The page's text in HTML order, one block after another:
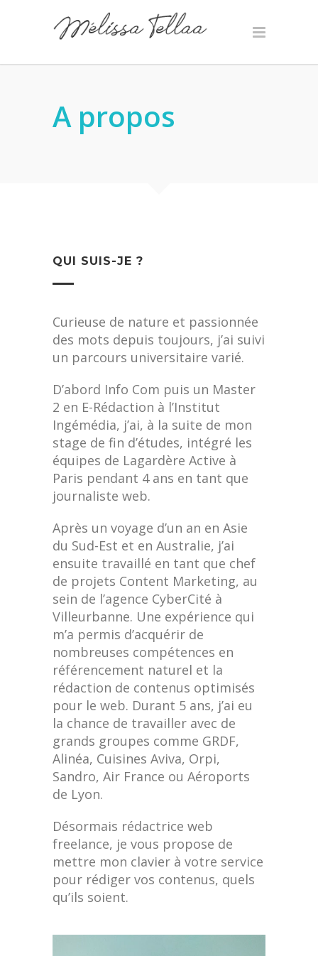
A propos
QUI SUIS-JE ?
Curieuse de nature et passionnée
des mots depuis toujours, j’ai suivi
un parcours universitaire varié.
D’abord Info Com puis un Master
2 en E-Rédaction à l’Institut
Ingémédia, j’ai, à la suite de mon
stage de fin d’études, intégré les
équipes de Lagardère Active à
Paris pendant 4 ans en tant que
journaliste web.
Après un voyage d’un an en Asie
du Sud-Est et en Australie, j’ai
ensuite travaillé en tant que chef
de projets Content Marketing, au
sein de l’agence CyberCité à
Villeurbanne. Une expérience qui
m’a permis d’acquérir de
nombreuses compétences en
référencement naturel et la
rédaction de contenus optimisés
pour le web. Durant 5 ans, j’ai eu
la chance de travailler avec de
grands groupes comme GRDF,
Alinéa, Cuisines Aviva, Orpi,
Sandro, Air France ou Aéroports
de Lyon.
Désormais rédactrice web
freelance, je vous propose de
mettre mon clavier à votre service
pour rédiger vos contenus, quels
qu’ils soient.